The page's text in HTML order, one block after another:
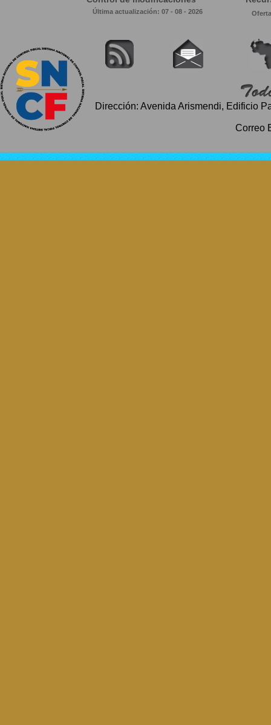
Última actualización: 07 - 08 - 2026
Dirección: Avenida Arismendi, Edificio
Correo